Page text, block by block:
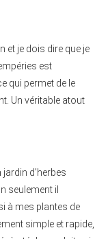
et je dois dire que je
est
qui permet de le
Un véritable atout
d’herbes
seulement il
à mes plantes de
simple et rapide,